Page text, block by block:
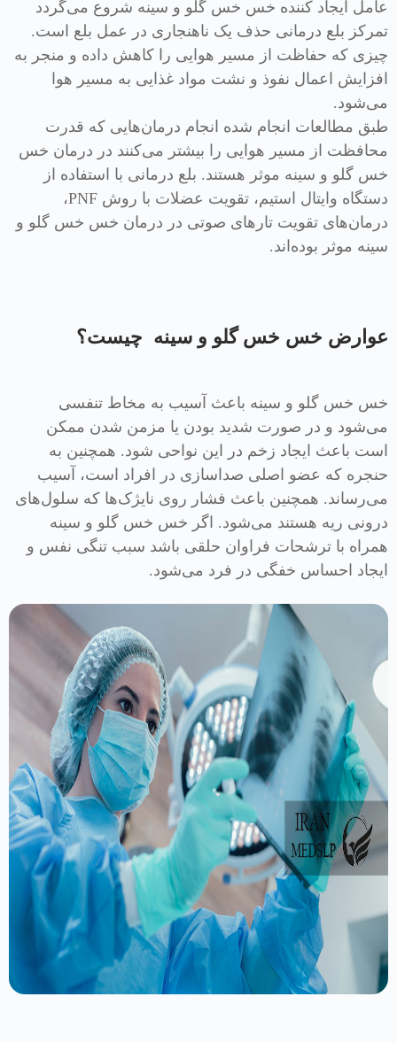
عامل ایجاد کننده خس خس گلو و سینه شروع می‌گردد
تمرکز بلع درمانی حذف یک ناهنجاری در عمل بلع است.
چیزی که حفاظت از مسیر هوایی را کاهش داده و منجر به
افزایش اعمال نفوذ و نشت مواد غذایی به مسیر هوا
می‌شود.
طبق مطالعات انجام شده انجام درمان‌هایی که قدرت
محافظت از مسیر هوایی را بیشتر می‌کنند در درمان خس
خس گلو و سینه موثر هستند. بلع درمانی با استفاده از
دستگاه وایتال استیم، تقویت عضلات با روش PNF،
درمان‌های تقویت تارهای صوتی در درمان خس خس گلو و
سینه موثر بوده‌اند.
عوارض خس خس گلو و سینه چیست؟
خس خس گلو و سینه باعث آسیب به مخاط تنفسی
می‌شود و در صورت شدید بودن یا مزمن شدن ممکن
است باعث ایجاد زخم در این نواحی شود. همچنین به
حنجره که عضو اصلی صداسازی در افراد است، آسیب
می‌رساند. همچنین باعث فشار روی نایژک‌ها که سلول‌های
درونی ریه هستند می‌شود. اگر خس خس گلو و سینه
همراه با ترشحات فراوان حلقی باشد سبب تنگی نفس و
ایجاد احساس خفگی در فرد می‌شود.